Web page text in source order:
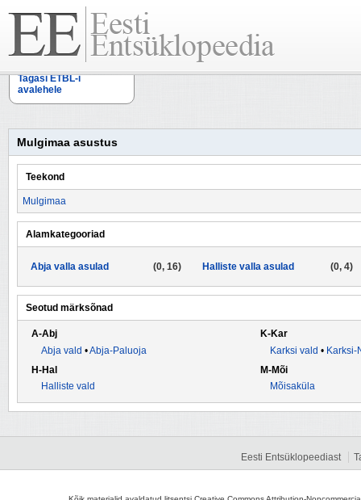
Tagasi ETBL-i
avalehele
Mulgimaa asustus
Teekond
Mulgimaa
Alamkategooriad
(0, 16)
Abja valla asulad (0, 4)
Halliste valla asulad
Seotud märksõnad
A-Abj
Abja vald •Abja-Paluoja
H-Hal
Halliste vald
K-Kar
Karksi vald • Karksi-
M-Mõi
Mõisaküla
Eesti Entsüklopeediast